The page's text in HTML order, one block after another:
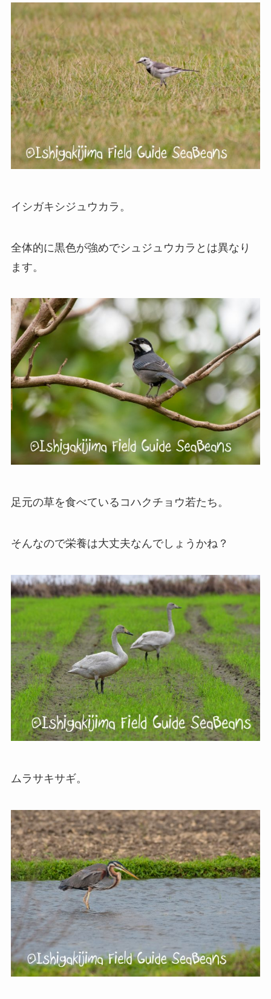
イシガキシジュウカラ。
全体的に黒色が強めでシュジュウカラとは異なり
ます。
足元の草を食べているコハクチョウ若たち。
そんなので栄養は大丈夫なんでしょうかね？
ムラサキサギ。